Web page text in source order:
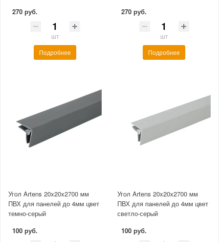
270 руб.
шт
Подробнее
270 руб.
шт
Подробнее
Угол Artens 20x20x2700 мм
ПВХ для панелей до 4мм цвет
темно-серый
100 руб.
Угол Artens 20x20x2700 мм
ПВХ для панелей до 4мм цвет
светло-серый
100 руб.